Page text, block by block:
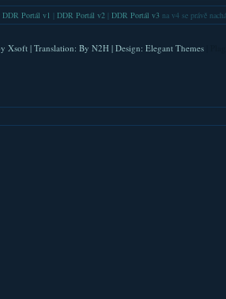
DDR Portál v1 DDR Portál v2| DDR Portál v3na v4 se právě
Xsoft| Translation: By N2H| Design: Elegant Themes